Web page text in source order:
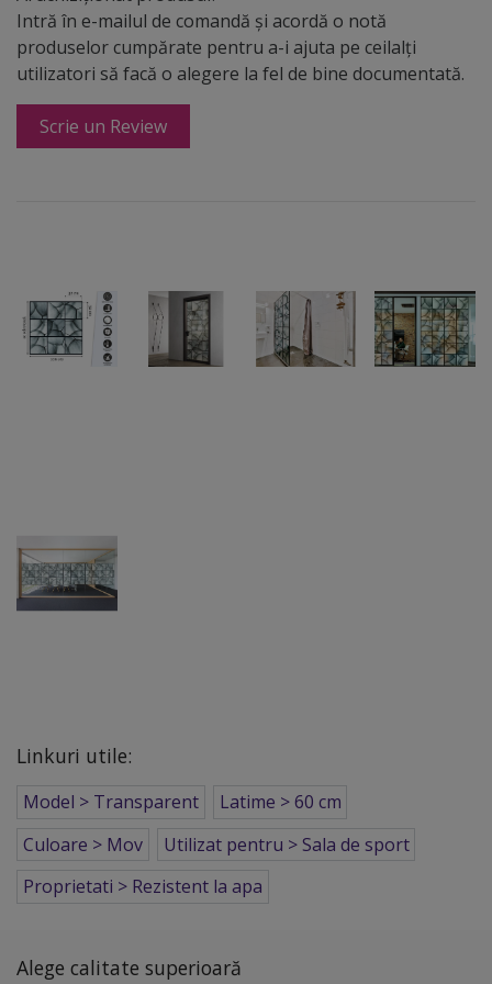
Intră în e-mailul de comandă și acordă o notă
produselor cumpărate pentru a-i ajuta pe ceilalți
utilizatori să facă o alegere la fel de bine documentată.
Scrie un Review
Linkuri utile:
Model > Transparent
Latime > 60 cm
Culoare > Mov
Utilizat pentru > Sala de sport
Proprietati > Rezistent la apa
Alege calitate superioară